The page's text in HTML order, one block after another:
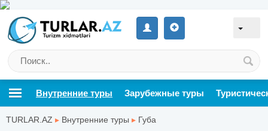
Внутренние туры Зарубежные туры
TURLAR.AZ ▸ Внутренние туры ▸ Губа